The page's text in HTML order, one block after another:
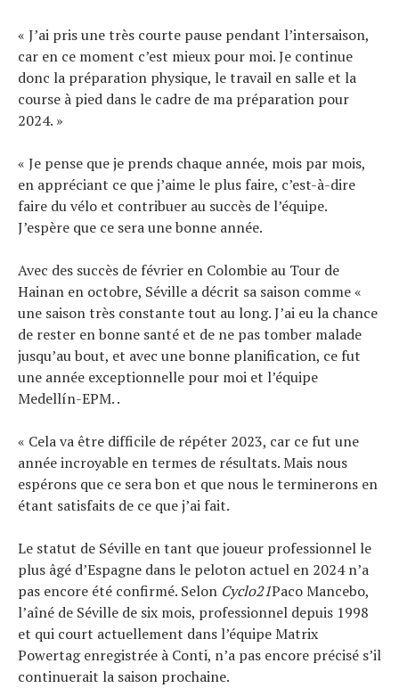
« J’ai pris une très courte pause pendant l’intersaison,
car en ce moment c’est mieux pour moi. Je continue
donc la préparation physique, le travail en salle et la
course à pied dans le cadre de ma préparation pour
2024. »
« Je pense que je prends chaque année, mois par mois,
en appréciant ce que j’aime le plus faire, c’est-à-dire
faire du vélo et contribuer au succès de l’équipe.
J’espère que ce sera une bonne année.
Avec des succès de février en Colombie au Tour de
Hainan en octobre, Séville a décrit sa saison comme «
une saison très constante tout au long. J’ai eu la chance
de rester en bonne santé et de ne pas tomber malade
jusqu’au bout, et avec une bonne planification, ce fut
une année exceptionnelle pour moi et l’équipe
Medellín-EPM. .
« Cela va être difficile de répéter 2023, car ce fut une
année incroyable en termes de résultats. Mais nous
espérons que ce sera bon et que nous le terminerons en
étant satisfaits de ce que j’ai fait.
Le statut de Séville en tant que joueur professionnel le
plus âgé d’Espagne dans le peloton actuel en 2024 n’a
pas encore été confirmé. Selon Cyclo21Paco Mancebo,
l’aîné de Séville de six mois, professionnel depuis 1998
et qui court actuellement dans l’équipe Matrix
Powertag enregistrée à Conti, n’a pas encore précisé s’il
continuerait la saison prochaine.